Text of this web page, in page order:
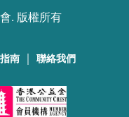
. 版權所有
南 聯絡我們